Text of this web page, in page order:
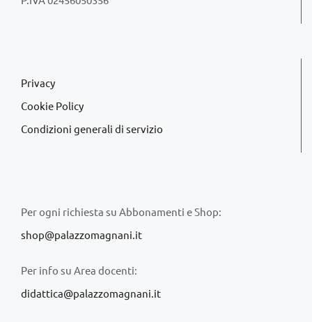
Privacy
Cookie Policy
Condizioni generali di servizio
Per ogni richiesta su Abbonamenti e Shop:
shop@palazzomagnani.it
Per info su Area docenti:
didattica@palazzomagnani.it